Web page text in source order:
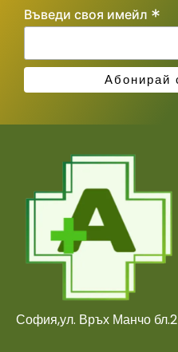
Въведи своя имейл *
София,ул. Връх Манчо бл.2